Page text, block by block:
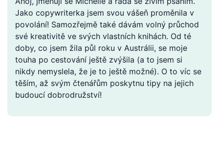
Jako copywriterka jsem svou vášeň proměnila v
povolání! Samozřejmě také dávám volný průchod
své kreativitě ve svých vlastních knihách. Od té
doby, co jsem žila půl roku v Austrálii, se moje
touha po cestování ještě zvýšila (a to jsem si
nikdy nemyslela, že je to ještě možné). O to víc se
těším, až svým čtenářům poskytnu tipy na jejich
budoucí dobrodružství!